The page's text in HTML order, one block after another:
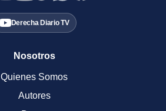
Derecha Diario TV
Nosotros
Quienes Somos
Autores